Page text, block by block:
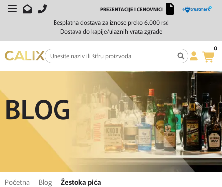
Besplatna dostava za iznose preko 6.000 rsd
Dostava do kapije/ulaznih vrata zgrade
PREZENTACIJE I CENOVNICI
0
BLOG
Početna Blog Žestoka pića